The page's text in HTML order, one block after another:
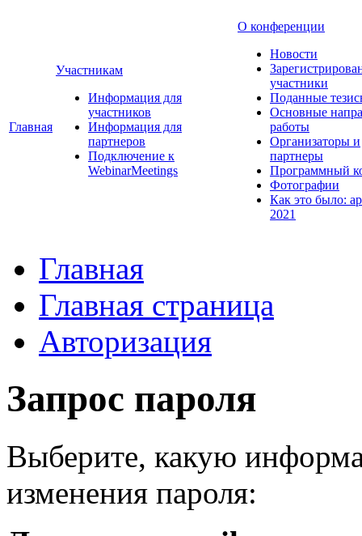
Главная
Участникам
Информация для
участников
Информация для
партнеров
Подключение к
WebinarMeetings
О конференции
Новости
участники
Поданные
Основные
работы
Организаторы и
партнеры
Программный
Фотографии
Как это было:
2021
Главная
Главная страница
Авторизация
Запрос пароля
Выберите, какую
изменения пароля: